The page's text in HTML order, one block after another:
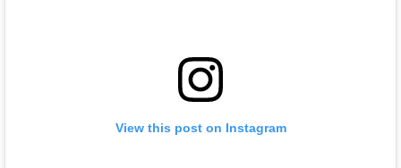
View this post on Instagram